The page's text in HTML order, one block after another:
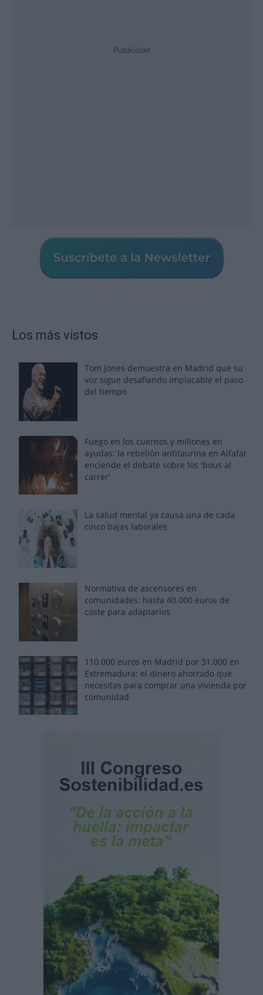
Publicidad
Los más vistos
Tom Jones demuestra en Madrid que su
voz sigue desafiando implacable el paso
del tiempo
Fuego en los cuernos y millones en
ayudas: la rebelión antitaurina en Alfafar
enciende el debate sobre los 'bous al
carrer'
La salud mental ya causa una de cada
cinco bajas laborales
Normativa de ascensores en
comunidades: hasta 40.000 euros de
coste para adaptarlos
110.000 euros en Madrid por 31.000 en
Extremadura: el dinero ahorrado que
necesitas para comprar una vivienda por
comunidad